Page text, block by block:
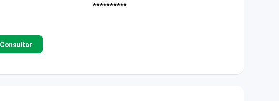
**********
Consultar